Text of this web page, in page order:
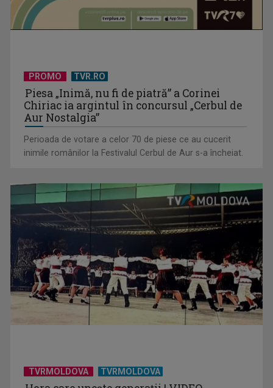
PROMO TVR.RO
Piesa „Inimă, nu fi de piatră” a Corinei
Chiriac ia argintul în concursul „Cerbul de
Aur Nostalgia”
Perioada de votare a celor 70 de piese ce au cucerit
inimile românilor la Festivalul Cerbul de Aur s-a încheiat.
TVRMOLDOVA TVRMOLDOVA